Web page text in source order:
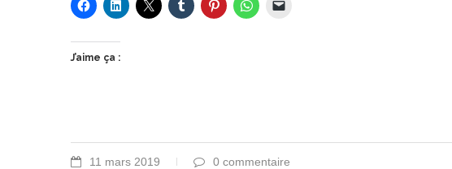
J’aime ça :
11 mars 2019 0 commentaire